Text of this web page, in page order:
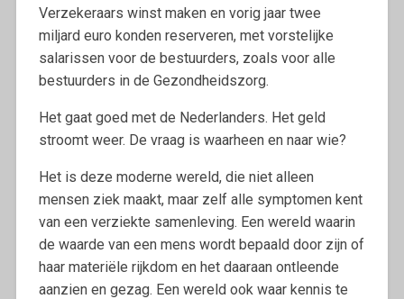
Verzekeraars winst maken en vorig jaar twee
miljard euro konden reserveren, met vorstelijke
salarissen voor de bestuurders, zoals voor alle
bestuurders in de Gezondheidszorg.
Het gaat goed met de Nederlanders. Het geld
stroomt weer. De vraag is waarheen en naar wie?
Het is deze moderne wereld, die niet alleen
mensen ziek maakt, maar zelf alle symptomen kent
van een verziekte samenleving. Een wereld waarin
de waarde van een mens wordt bepaald door zijn of
haar materiële rijkdom en het daaraan ontleende
aanzien en gezag. Een wereld ook waar kennis te